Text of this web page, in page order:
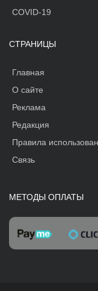
COVID-19
СТРАНИЦЫ
Главная
О сайте
Реклама
Редакция
Правила
Связь
МЕТОДЫ ОПЛАТЫ